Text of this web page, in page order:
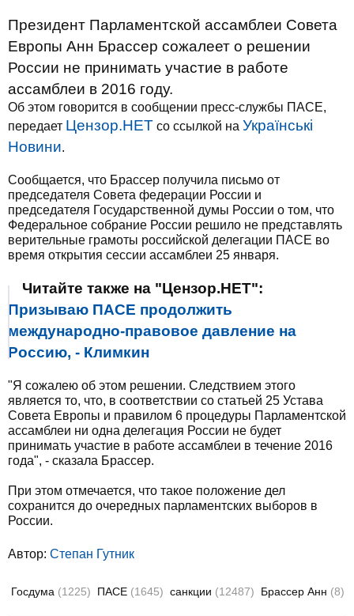
Президент Парламентской ассамблеи Совета
Европы Анн Брассер сожалеет о решении
России не принимать участие в работе
ассамблеи в 2016 году.
Об этом говорится в сообщении пресс-службы ПАСЕ,
передает Цензор.НЕТ со ссылкой на Українські
Новини.
Сообщается, что Брассер получила письмо от
председателя Совета федерации России и
председателя Государственной думы России о том, что
Федеральное собрание России решило не представлять
верительные грамоты российской делегации ПАСЕ во
время открытия сессии ассамблеи 25 января.
Читайте также на "Цензор.НЕТ":
Призываю ПАСЕ продолжить
международно-правовое давление на
Россию, - Климкин
"Я сожалею об этом решении. Следствием этого
является то, что, в соответствии со статьей 25 Устава
Совета Европы и правилом 6 процедуры Парламентской
ассамблеи ни одна делегация России не будет
принимать участие в работе ассамблеи в течение 2016
года", - сказала Брассер.
При этом отмечается, что такое положение дел
сохранится до очередных парламентских выборов в
России.
Автор: Степан Гутник
Госдума (1225) ПАСЕ (1645) санкции (12487) Брассер Анн (8)